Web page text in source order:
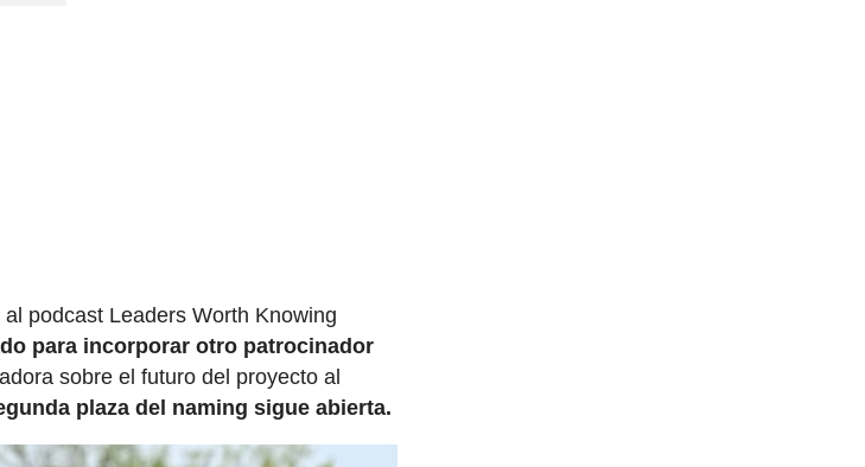
podcast Leaders Worth Knowing
para incorporar otro patrocinador
sobre el futuro del proyecto al
plaza del naming sigue abierta.